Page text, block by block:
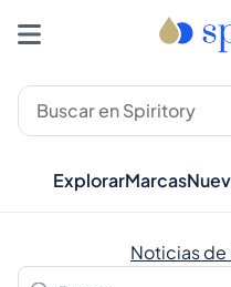
ExplorarMarcas
Noticias